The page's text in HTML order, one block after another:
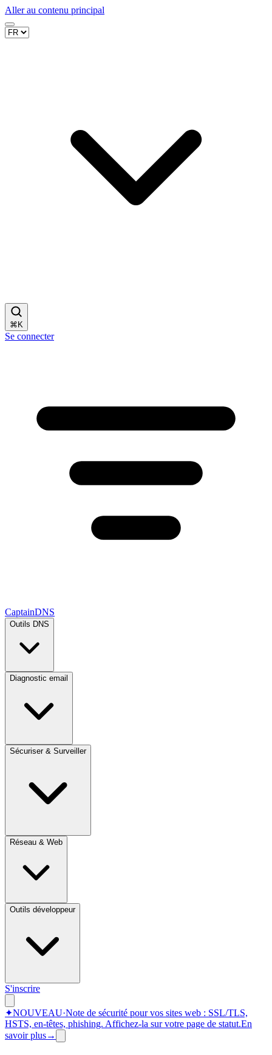
Aller au contenu principal
⌘ K
Se connecter
CaptainDNS
Outils DNS
Diagnostic email
Sécuriser & Surveiller
Réseau & Web
Outils développeur
S'inscrire
✦NOUVEAU·Note de sécurité pour vos sites web : SSL/TLS,
HSTS, en-têtes, phishing. Affichez-la sur votre page de statut.En
savoir plus→